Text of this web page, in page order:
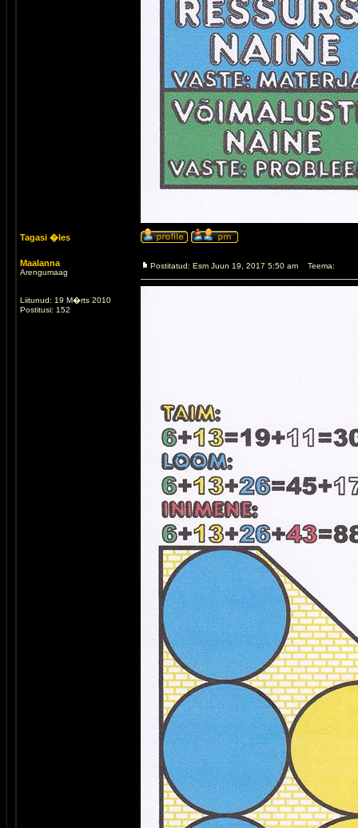
Tagasi �les
Maalanna
Arengumaag
Liitunud: 19 M�rts 2010
Postitusi: 152
Postitatud: Esm Juun 19, 2017 5:50 am Teema: